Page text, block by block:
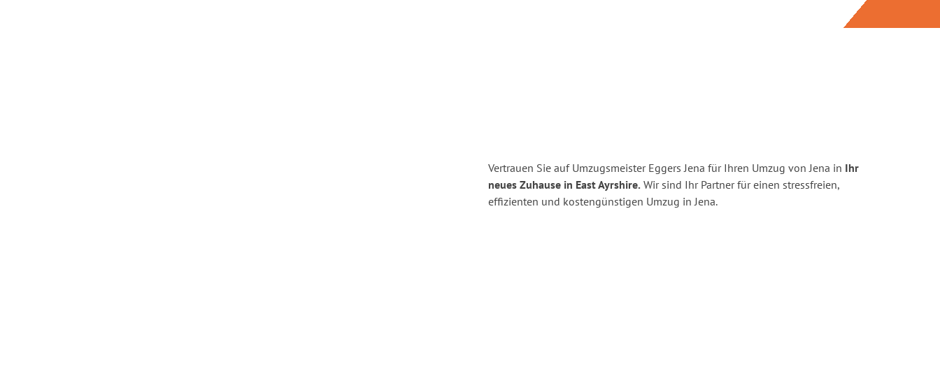
Vertrauen Sie auf Umzugsmeister Eggers Jena für Ihren Umzug von Jena in Ihr
neues Zuhause in East Ayrshire. Wir sind Ihr Partner für einen stressfreien,
effizienten und kostengünstigen Umzug in Jena.